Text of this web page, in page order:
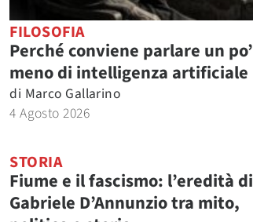
FILOSOFIA
Perché conviene parlare un po’
meno di intelligenza artificiale
di Marco Gallarino
4 Agosto 2026
STORIA
Fiume e il fascismo: l’eredità di
Gabriele D’Annunzio tra mito,